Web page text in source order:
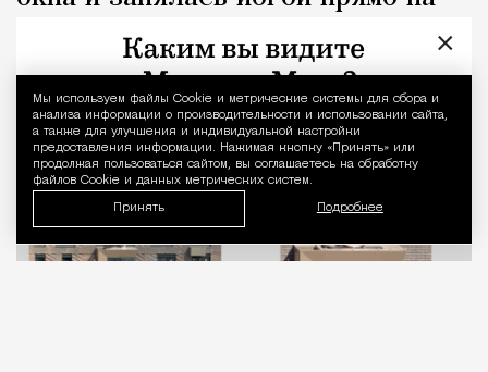
Уведомление
Мы используем файлы Сookie и метрические системы для сбора и
анализа информации о производительности и использовании сайта,
а также для улучшения и индивидуальной настройки
предоставления информации. Нажимая кнопку «Принять» или
продолжая пользоваться сайтом, вы соглашаетесь на обработку
файлов Cookie и данных метрических систем.
Принять Подробнее
крыше соседского балкона
×